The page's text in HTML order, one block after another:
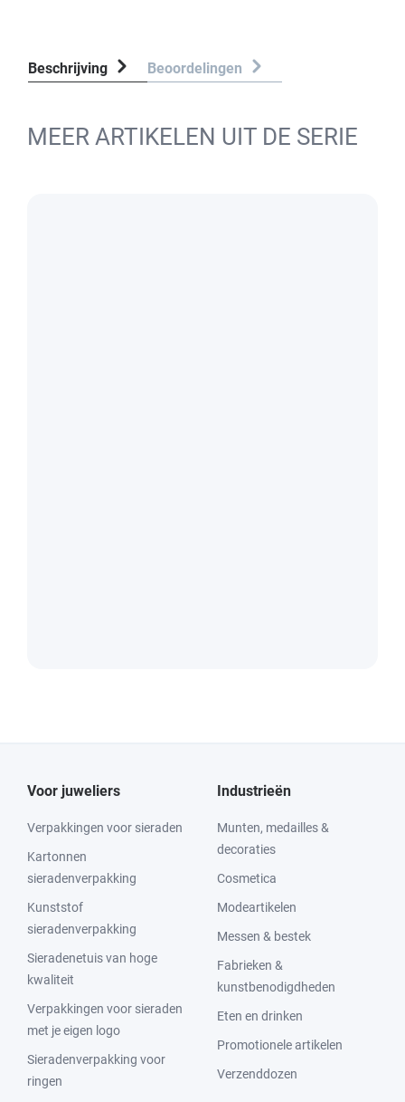
Beschrijving Beoordelingen
MEER ARTIKELEN UIT DE SERIE
Voor juweliers
Verpakkingen voor sieraden
Kartonnen
sieradenverpakking
Kunststof
sieradenverpakking
Sieradenetuis van hoge
kwaliteit
Verpakkingen voor sieraden
met je eigen logo
Sieradenverpakking voor
ringen
Industrieën
Munten, medailles &
decoraties
Cosmetica
Modeartikelen
Messen & bestek
Fabrieken &
kunstbenodigdheden
Eten en drinken
Promotionele artikelen
Verzenddozen